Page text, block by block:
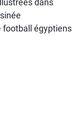
dans
football égyptiens